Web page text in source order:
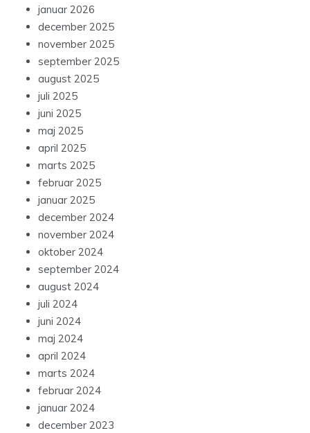
januar 2026
december 2025
november 2025
september 2025
august 2025
juli 2025
juni 2025
maj 2025
april 2025
marts 2025
februar 2025
januar 2025
december 2024
november 2024
oktober 2024
september 2024
august 2024
juli 2024
juni 2024
maj 2024
april 2024
marts 2024
februar 2024
januar 2024
december 2023